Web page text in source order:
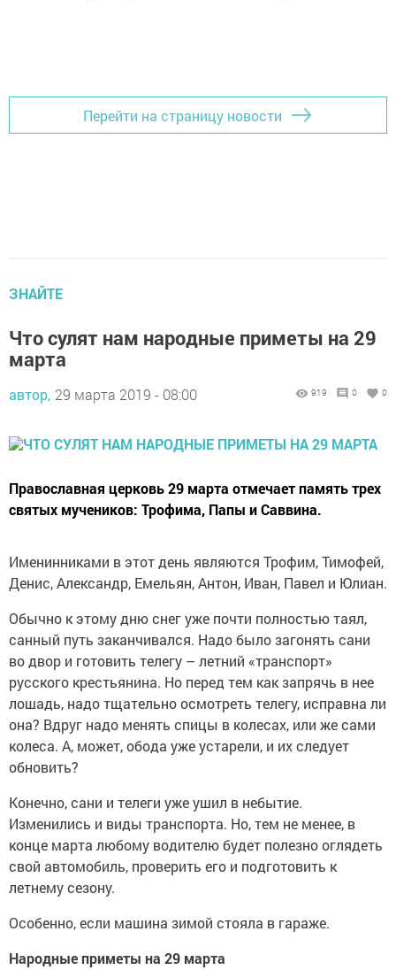
Перейти на страницу новости
ЗНАЙТЕ
Что сулят нам народные приметы на 29
марта
автор, 29 марта 2019 - 08:00 919 0 0
Православная церковь 29 марта отмечает память трех
святых мучеников: Трофима, Папы и Саввина.
Именинниками в этот день являются Трофим, Тимофей,
Денис, Александр, Емельян, Антон, Иван, Павел и Юлиан.
Обычно к этому дню снег уже почти полностью таял,
санный путь заканчивался. Надо было загонять сани
во двор и готовить телегу – летний «транспорт»
русского крестьянина. Но перед тем как запрячь в нее
лошадь, надо тщательно осмотреть телегу, исправна ли
она? Вдруг надо менять спицы в колесах, или же сами
колеса. А, может, обода уже устарели, и их следует
обновить?
Конечно, сани и телеги уже ушил в небытие.
Изменились и виды транспорта. Но, тем не менее, в
конце марта любому водителю будет полезно оглядеть
свой автомобиль, проверить его и подготовить к
летнему сезону.
Особенно, если машина зимой стояла в гараже.
Народные приметы на 29 марта